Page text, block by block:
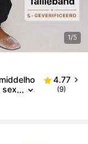
1/5
sex
4.77
(9)